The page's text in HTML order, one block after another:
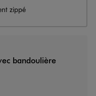
zippé
bandoulière